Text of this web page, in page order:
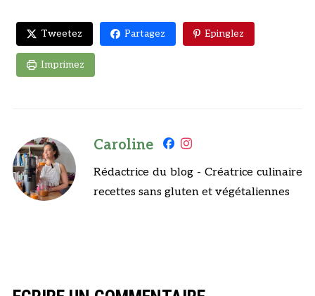
Tweetez Partagez Epinglez
Imprimez
Caroline
Rédactrice du blog - Créatrice culinaire
recettes sans gluten et végétaliennes